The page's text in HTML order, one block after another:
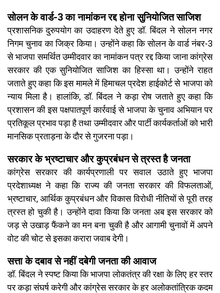
सोलन के वार्ड-3 का नामांकन रद्द होना सुनियोजित साजिश
प्रशासनिक दुरुपयोग का उदाहरण देते हुए डॉ. बिंदल ने सोलन नगर
निगम चुनाव का जिक्र किया। उन्होंने कहा कि सोलन के वार्ड नंबर-3
से भाजपा समर्थित उम्मीदवार का नामांकन पत्र रद्द किया जाना कांग्रेस
सरकार की एक सुनियोजित साजिश का हिस्सा था। उन्होंने राहत
जताते हुए कहा कि इस मामले में हिमाचल प्रदेश हाईकोर्ट से भाजपा को
न्याय मिला है। हालांकि, डॉ. बिंदल ने कड़ा रोष जताते हुए कहा कि
प्रशासन की इस पक्षपातपूर्ण कार्रवाई से भाजपा के चुनाव अभियान पर
प्रतिकूल प्रभाव पड़ा है तथा उम्मीदवार और पार्टी कार्यकर्ताओं को भारी
मानसिक प्रताड़ना के दौर से गुजरना पड़ा।
सरकार के भ्रष्टाचार और कुप्रबंधन से त्रस्त है जनता
कांग्रेस सरकार की कार्यप्रणाली पर सवाल उठाते हुए भाजपा
प्रदेशाध्यक्ष ने कहा कि राज्य की जनता सरकार की विफलताओं,
भ्रष्टाचार, आर्थिक कुप्रबंधन और विकास विरोधी नीतियों से पूरी तरह
त्रस्त हो चुकी है। उन्होंने दावा किया कि जनता अब इस सरकार को
जड़ से उखाड़ फैंकने का मन बना चुकी है और आगामी चुनावों में अपने
वोट की चोट से इसका करारा जवाब देगी।
सत्ता के दबाव से नहीं दबेगी जनता की आवाज
डॉ. बिंदल ने स्पष्ट किया कि भाजपा लोकतंत्र की रक्षा के लिए हर स्तर
पर कड़ा संघर्ष करेगी और कांग्रेस सरकार के हर अलोकतांत्रिक कदम